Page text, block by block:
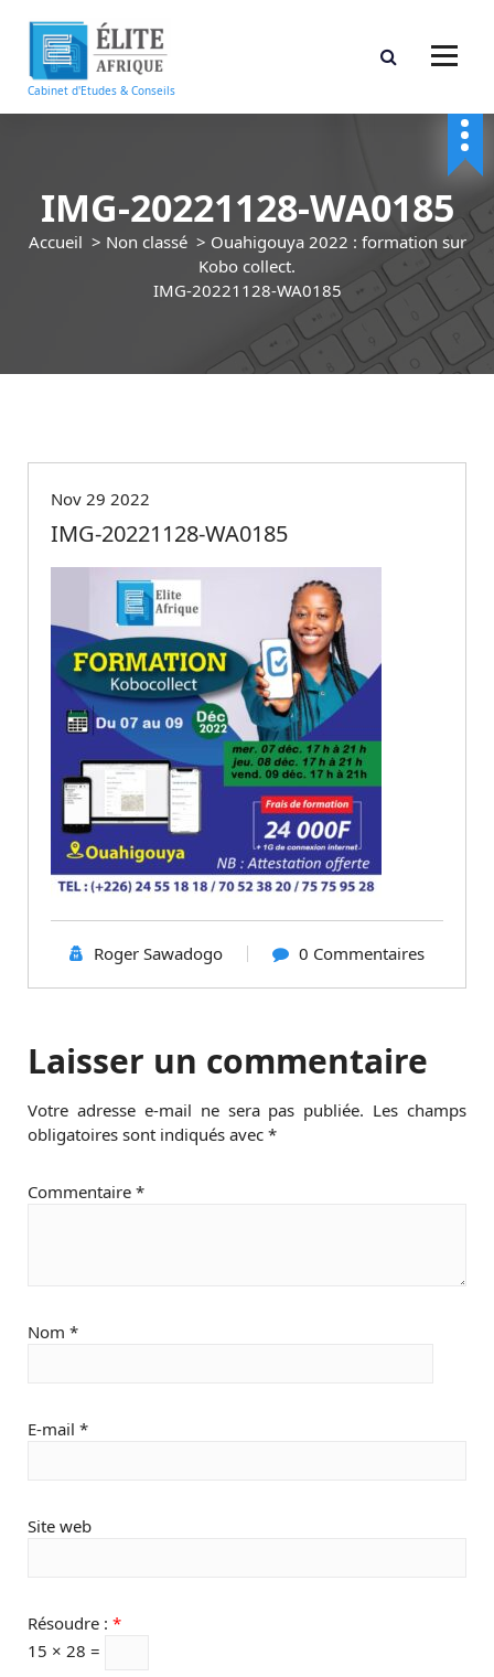
r
Cabinet d'Etudes & Conseils
IMG-20221128-WA0185
Accueil > Non classé> Ouahigouya 2022 : formation sur
Kobo collect.
IMG-20221128-WA0185
Nov 29 2022
IMG-20221128-WA0185
Roger Sawadogo 0 Commentaires
Laisser un commentaire
Votre adresse e-mail ne sera pas publiée. Les champs
obligatoires sont indiqués avec *
Commentaire *
Nom *
E-mail *
Site web
Résoudre : *
15 × 28 =